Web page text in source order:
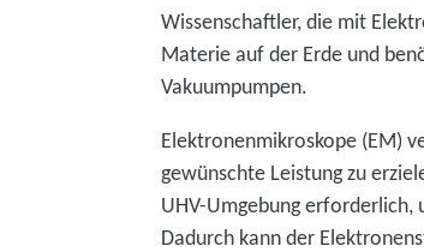
Wissenschaftler, die mit
Materie auf der Erde und
Vakuumpumpen.
Elektronenmikroskope (EM)
gewünschte Leistung zu
UHV-Umgebung erforderlich,
Dadurch kann der